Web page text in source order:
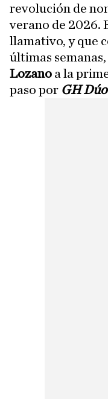
revolución de
verano de 2026.
llamativo, y que
últimas
Lozano a la
paso por GH Dúo